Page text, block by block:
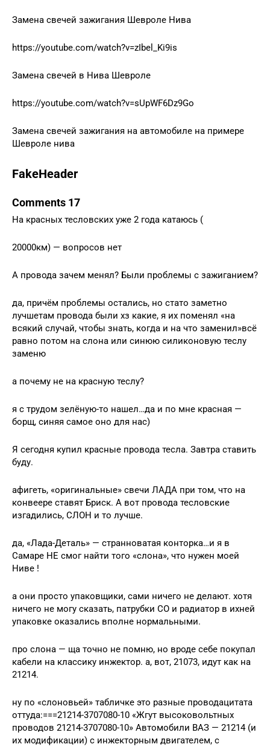
Замена свечей зажигания Шевроле Нива
https://youtube.com/watch?v=zIbel_Ki9is
Замена свечей в Нива Шевроле
https://youtube.com/watch?v=sUpWF6Dz9Go
Замена свечей зажигания на автомобиле на примере
Шевроле нива
FakeHeader
Comments 17
На красных тесловских уже 2 года катаюсь (
20000км) — вопросов нет
А провода зачем менял? Были проблемы с зажиганием?
да, причём проблемы остались, но стато заметно
лучшетам провода были хз какие, я их поменял «на
всякий случай, чтобы знать, когда и на что заменил»всё
равно потом на слона или синюю силиконовую теслу
заменю
а почему не на красную теслу?
я с трудом зелёную-то нашел…да и по мне красная —
борщ, синяя самое оно для нас)
Я сегодня купил красные провода тесла. Завтра ставить
буду.
афигеть, «оригинальные» свечи ЛАДА при том, что на
конвеере ставят Бриск. А вот провода тесловские
изгадились, СЛОН и то лучше.
да, «Лада-Деталь» — странноватая конторка…и я в
Самаре НЕ смог найти того «слона», что нужен моей
Ниве !
а они просто упаковщики, сами ничего не делают. хотя
ничего не могу сказать, патрубки СО и радиатор в ихней
упаковке оказались вполне нормальными.
про слона — ща точно не помню, но вроде себе покупал
кабели на классику инжектор. а, вот, 21073, идут как на
21214.
ну по «слоновьей» табличке это разные проводацитата
оттуда:===21214-3707080-10 «Жгут высоковольтных
проводов 21214-3707080-10» Автомобили ВАЗ — 21214 (и
их модификации) с инжекторным двигателем, с